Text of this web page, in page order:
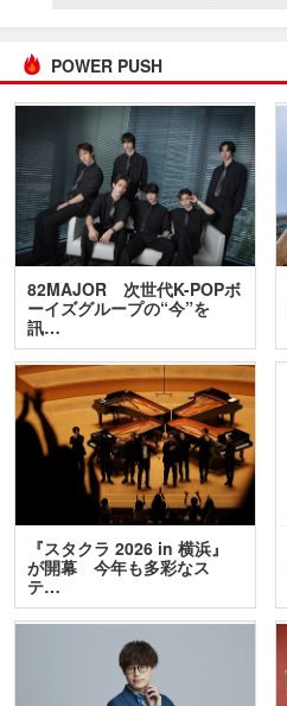
POWER PUSH
82MAJOR 次世代K-POPボ
ーイズグループの“今”を
訊…
『スタクラ 2026 in 横浜』
が開幕 今年も多彩なス
テ…